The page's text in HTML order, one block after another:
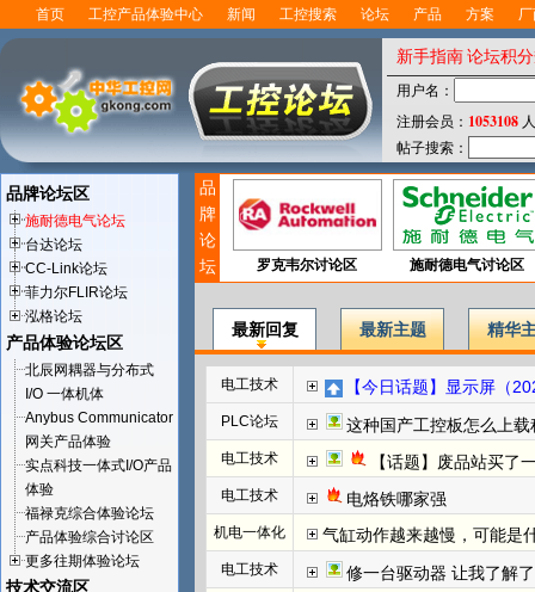
首页 工控产品体验中心 新闻 工控搜索 论坛 产品 方案
新手指南论坛积
用户名：
注册会员： 1053108
帖子搜索：
品牌论坛区
施耐德电气论坛
台达论坛
CC-Link论坛
菲力尔FLIR论坛
泓格论坛
产品体验论坛区
北辰网耦器与分布式
I/O 一体机体
Anybus Communicator
网关产品体验
实点科技一体式I/O产品
体验
福禄克综合体验论坛
产品体验综合讨论区
更多往期体验论坛
技术交流区
品
牌
论
坛
罗克韦尔讨论区 施耐德电气讨论区
最新回复 最新主题 精华
电工技术 【今日话题】显示屏（
PLC论坛 这种国产工控板怎么上
电工技术 【话题】废品站买了
电工技术 电烙铁哪家强
机电一体化 气缸动作越来越慢，可能是
电工技术 修一台驱动器 让我了解